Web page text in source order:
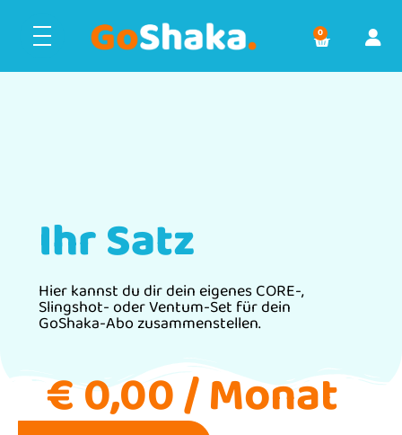
0
Ihr Satz
Hier kannst du dir dein eigenes CORE-,
Slingshot- oder Ventum-Set für dein
GoShaka-Abo zusammenstellen.
€0,00/ Monat